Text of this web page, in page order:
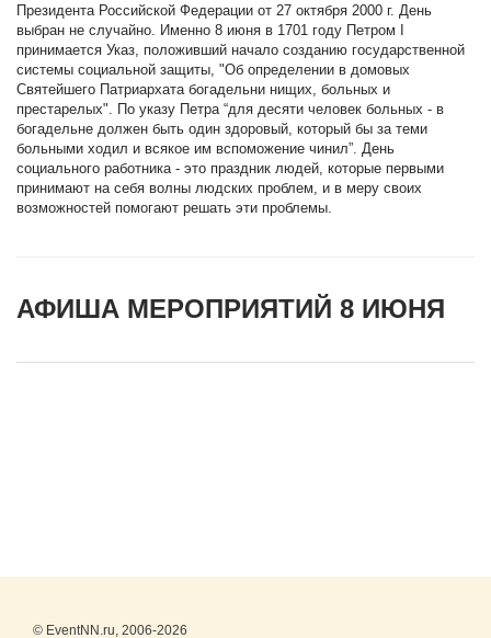
Президента Российской Федерации от 27 октября 2000 г. День
выбран не случайно. Именно 8 июня в 1701 году Петром I
принимается Указ, положивший начало созданию государственной
системы социальной защиты, "Об определении в домовых
Святейшего Патриархата богадельни нищих, больных и
престарелых". По указу Петра “для десяти человек больных - в
богадельне должен быть один здоровый, который бы за теми
больными ходил и всякое им вспоможение чинил”. День
социального работника - это праздник людей, которые первыми
принимают на себя волны людских проблем, и в меру своих
возможностей помогают решать эти проблемы.
АФИША МЕРОПРИЯТИЙ 8 ИЮНЯ
© EventNN.ru, 2006-2026